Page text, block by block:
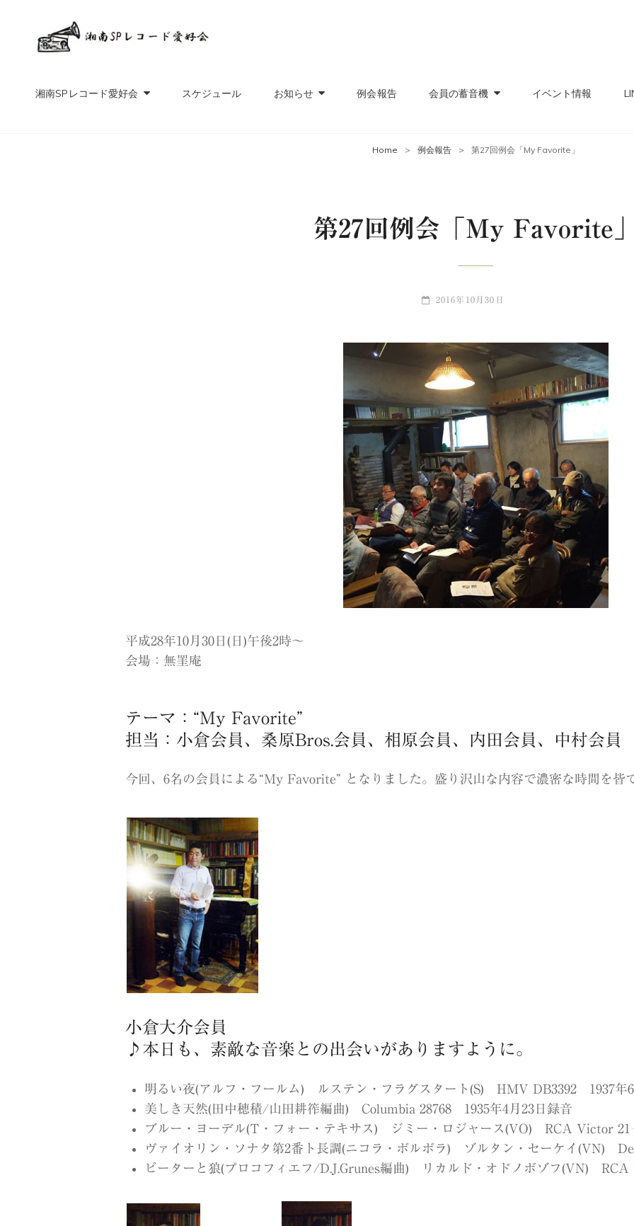
湘南SPレコード愛好会 スケジュール お知らせ 例会報告 会員の蓄音機 イベント情報
Home > 例会報告 > 第27回例会「My Favorite」
第27回例会「My Favorite」
POSTED-
2016年10月30日
平成28年10月30日(日)午後2時〜
会場：無罣庵
テーマ：“My Favorite”
担当：小倉会員、桑原Bros.会員、相原会員、内田会員、中村会員
今回、6名の会員による“My Favorite” となりました。盛り沢山な内容で濃密な時間を皆
小倉大介会員
♪本日も、素敵な音楽との出会いがありますように。
明るい夜(アルフ・フールム) ルステン・フラグスタート(S) HMV DB3392 1937年6
美しき天然(田中穂積/山田耕筰編曲) Columbia 28768 1935年4月23日録音
ブルー・ヨーデル(T・フォー・テキサス) ジミー・ロジャース(VO) RCA Victor
ヴァイオリン・ソナタ第2番ト長調(ニコラ・ボルボラ) ゾルタン・セーケイ(VN)
ピーターと狼(プロコフィエフ/D.J.Grunes編曲) リカルド・オドノボゾフ(VN)